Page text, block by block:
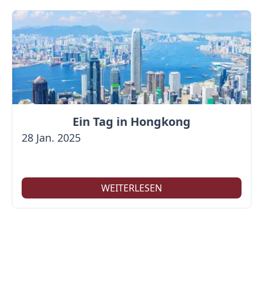
Ein Tag in Hongkong
28 Jan. 2025
WEITERLESEN